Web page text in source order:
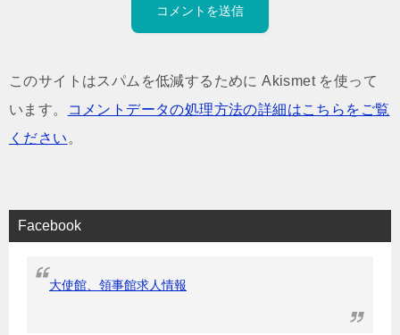
このサイトはスパムを低減するために Akismet を使って
います。
コメントデータの処理方法の詳細はこちらをご覧
ください 。
Facebook
大使館、領事館求人情報